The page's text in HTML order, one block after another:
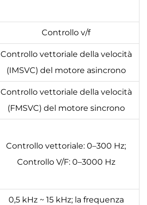
Controllo v/f
Controllo vettoriale della velocità
(IMSVC) del motore asincrono
Controllo vettoriale della velocità
(FMSVC) del motore sincrono
Controllo vettoriale: 0–300 Hz;
Controllo V/F: 0–3000 Hz
0,5 kHz ~ 15 kHz; la frequenza